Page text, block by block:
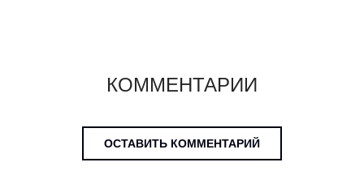
КОММЕНТАРИИ
ОСТАВИТЬ КОММЕНТАРИЙ